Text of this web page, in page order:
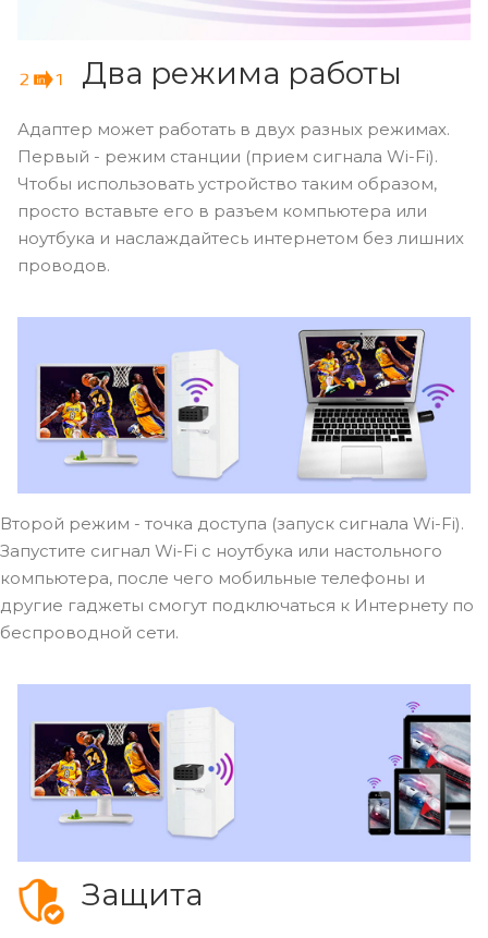
Два режима работы
Адаптер может работать в двух разных режимах.
Первый - режим станции (прием сигнала Wi-Fi).
Чтобы использовать устройство таким образом,
просто вставьте его в разъем компьютера или
ноутбука и наслаждайтесь интернетом без лишних
проводов.
Второй режим - точка доступа (запуск сигнала Wi-Fi).
Запустите сигнал Wi-Fi с ноутбука или настольного
компьютера, после чего мобильные телефоны и
другие гаджеты смогут подключаться к Интернету по
беспроводной сети.
Защита